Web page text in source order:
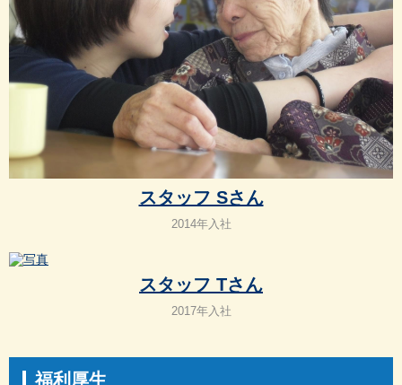
スタッフ Sさん
2014年入社
スタッフ Tさん
2017年入社
福利厚生